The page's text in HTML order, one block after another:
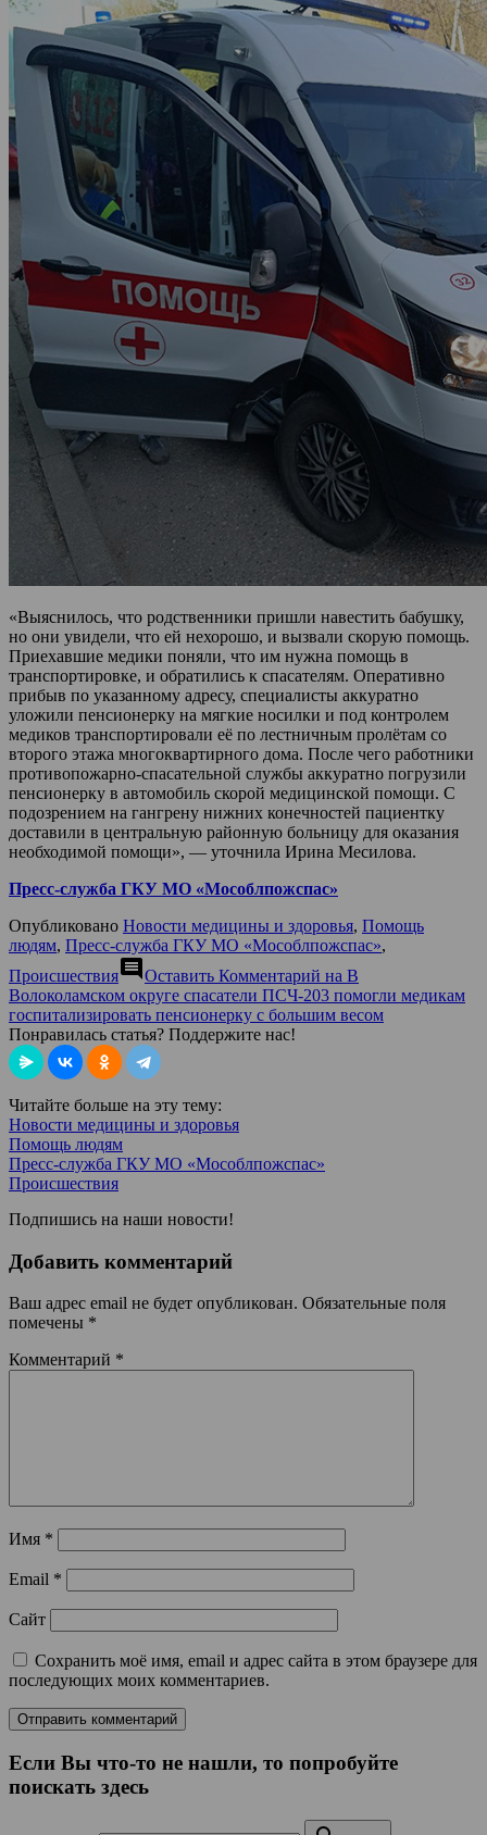
«Выяснилось, что родственники пришли навестить бабушку,
но они увидели, что ей нехорошо, и вызвали скорую помощь.
Приехавшие медики поняли, что им нужна помощь в
транспортировке, и обратились к спасателям. Оперативно
прибыв по указанному адресу, специалисты аккуратно
уложили пенсионерку на мягкие носилки и под контролем
медиков транспортировали её по лестничным пролётам со
второго этажа многоквартирного дома. После чего работники
противопожарно-спасательной службы аккуратно погрузили
пенсионерку в автомобиль скорой медицинской помощи. С
подозрением на гангрену нижних конечностей пациентку
доставили в центральную районную больницу для оказания
необходимой помощи», — уточнила Ирина Месилова.
Пресс-служба ГКУ МО «Мособлпожспас»
Опубликовано Новости медицины и здоровья, Помощь
людям, Пресс-служба ГКУ МО «Мособлпожспас»,
Происшествияcomment Оставить Комментарий на В
Волоколамском округе спасатели ПСЧ-203 помогли медикам
госпитализировать пенсионерку с большим весом
Понравилась статья? Поддержите нас!
Читайте больше на эту тему:
Новости медицины и здоровья
Помощь людям
Пресс-служба ГКУ МО «Мособлпожспас»
Происшествия
Подпишись на наши новости!
Добавить комментарий
Ваш адрес email не будет опубликован. Обязательные поля
помечены *
Комментарий *
Имя *
Email *
Сайт
Сохранить моё имя, email и адрес сайта в этом браузере для
последующих моих комментариев.
Если Вы что-то не нашли, то попробуйте
поискать здесь